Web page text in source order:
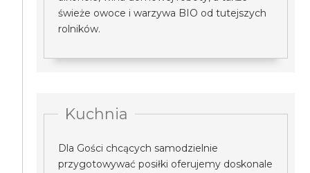
świeże owoce i warzywa BIO od tutejszych
rolników.
Kuchnia
Dla Gości chcących samodzielnie
przygotowywać posiłki oferujemy doskonale